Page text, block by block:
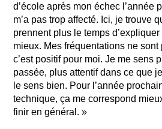
d’école après mon échec l’année
m’a pas trop affecté. Ici, je trouve
prennent plus le temps
mieux. Mes fréquentations ne
c’est positif pour moi. Je me sens
passée, plus attentif dans ce que
le sens bien. Pour l’année
technique, ça me correspond
finir en général. »